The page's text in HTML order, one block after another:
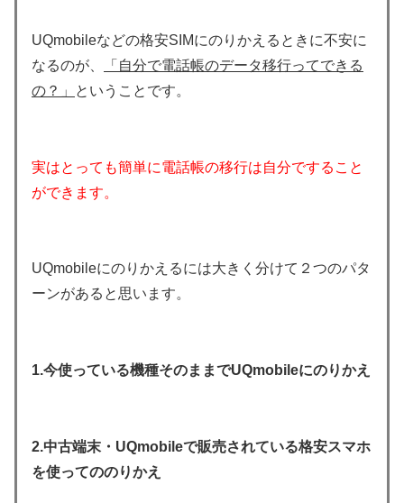
UQmobileなどの格安SIMにのりかえるときに不安に
なるのが、
「自分で電話帳のデータ移行ってできる
の？」
ということです。
実はとっても簡単に電話帳の移行は自分ですること
ができます。
UQmobileにのりかえるには大きく分けて２つのパタ
ーンがあると思います。
1.今使っている機種そのままでUQmobileにのりかえ
2.中古端末・UQmobileで販売されている格安スマホ
を使ってののりかえ